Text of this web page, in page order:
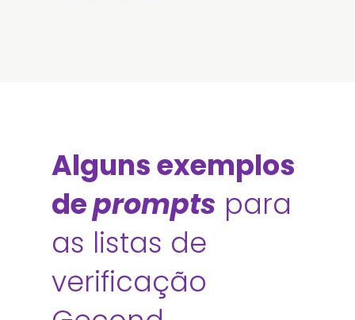
Alguns exemplos
deprompts para
as listas de
verificação